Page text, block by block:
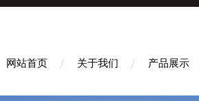
网站首页 关于我们 产品展示